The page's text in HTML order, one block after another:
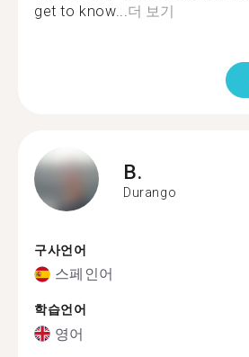
get to know... 더 보기
B.
Durango
구사언어
스페인어
학습언어
영어